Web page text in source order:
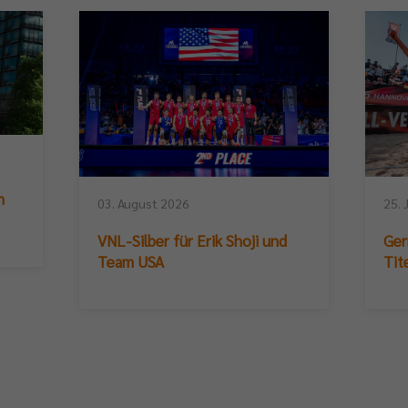
03. August 2026
VNL-Silber für Erik Shoji und
Team USA
25.